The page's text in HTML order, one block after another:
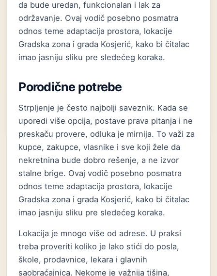
da bude uredan, funkcionalan i lak za
održavanje. Ovaj vodič posebno posmatra
odnos teme adaptacija prostora, lokacije
Gradska zona i grada Kosjerić, kako bi čitalac
imao jasniju sliku pre sledećeg koraka.
Porodične potrebe
Strpljenje je često najbolji saveznik. Kada se
uporedi više opcija, postave prava pitanja i ne
preskaču provere, odluka je mirnija. To važi za
kupce, zakupce, vlasnike i sve koji žele da
nekretnina bude dobro rešenje, a ne izvor
stalne brige. Ovaj vodič posebno posmatra
odnos teme adaptacija prostora, lokacije
Gradska zona i grada Kosjerić, kako bi čitalac
imao jasniju sliku pre sledećeg koraka.
Lokacija je mnogo više od adrese. U praksi
treba proveriti koliko je lako stići do posla,
škole, prodavnice, lekara i glavnih
saobraćajnica. Nekome je važnija tišina,